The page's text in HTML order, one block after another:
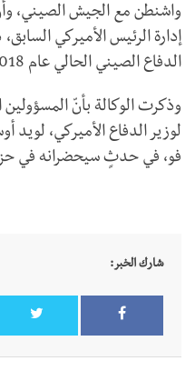
واشنطن مع الجيش الصيني،
إدارة الرئيس الأميركي
الدفاع الصيني الحالي عام 2018.
وذكرت الوكالة بأنّ
لوزير الدفاع الأميركي، لويد
فو، في حدثٍ سيحضرانه في
شارك الخبر: